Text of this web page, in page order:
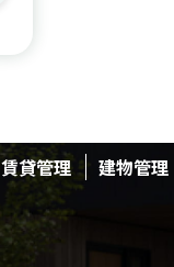
賃貸管理 建物管理